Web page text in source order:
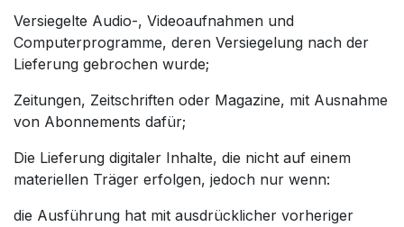
Versiegelte Audio-, Videoaufnahmen und
Computerprogramme, deren Versiegelung nach der
Lieferung gebrochen wurde;
Zeitungen, Zeitschriften oder Magazine, mit Ausnahme
von Abonnements dafür;
Die Lieferung digitaler Inhalte, die nicht auf einem
materiellen Träger erfolgen, jedoch nur wenn:
die Ausführung hat mit ausdrücklicher vorheriger